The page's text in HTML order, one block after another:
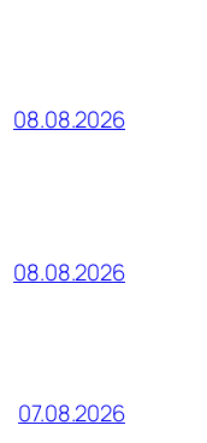
08.08.2026
08.08.2026
07.08.2026